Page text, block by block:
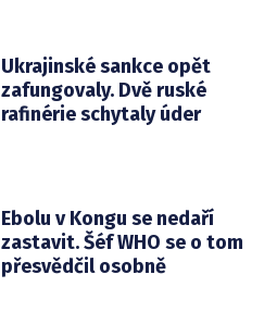
Ukrajinské sankce opět
zafungovaly. Dvě ruské
rafinérie schytaly úder
Ebolu v Kongu se nedaří
zastavit. Šéf WHO se o tom
přesvědčil osobně